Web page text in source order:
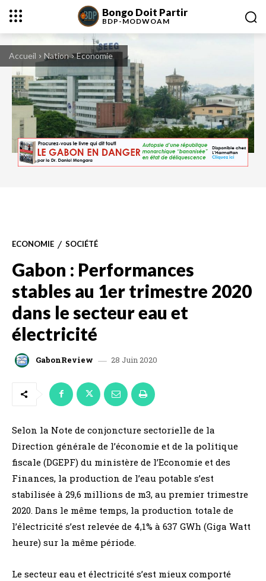
Bongo Doit Partir
BDP-MODWOAM
Accueil Nation Economie
ECONOMIE SOCIÉTÉ
Gabon : Performances
stables au 1er trimestre 2020
dans le secteur eau et
électricité
GabonReview 28 Juin 2020
Selon la Note de conjoncture sectorielle de la
Direction générale de l’économie et de la politique
fiscale (DGEPF) du ministère de l’Economie et des
Finances, la production de l’eau potable s’est
stabilisée à 29,6 millions de m3, au premier trimestre
2020. Dans le même temps, la production totale de
l’électricité s’est relevée de 4,1% à 637 GWh (Giga Watt
heure) sur la même période.
Le secteur eau et électricité s’est mieux comporté